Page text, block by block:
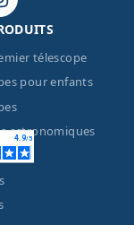
télescope
pour enfants
astronomiques